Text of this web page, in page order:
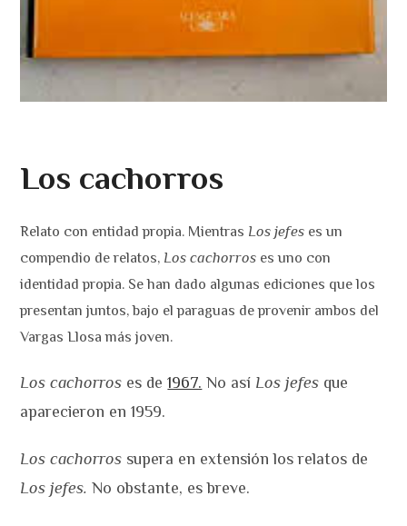
Los cachorros
Relato con entidad propia. Mientras Los jefes es un
compendio de relatos, Los cachorros es uno con
identidad propia. Se han dado algunas ediciones que los
presentan juntos, bajo el paraguas de provenir ambos del
Vargas Llosa más joven.
Los cachorros es de1967. No así Los jefes que
aparecieron en 1959.
Los cachorros supera en extensión los relatos de
Los jefes. No obstante, es breve.